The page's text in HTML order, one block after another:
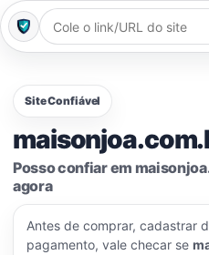
Site Confiável
Posso confiar em
agora
Antes de comprar, cadastrar
pagamento, vale checar se